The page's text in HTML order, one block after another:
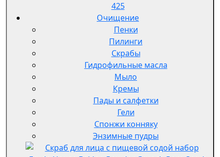
425
Очищение
Пенки
Пилинги
Скрабы
Гидрофильные масла
Мыло
Кремы
Пады и салфетки
Гели
Спонжи конняку
Энзимные пудры